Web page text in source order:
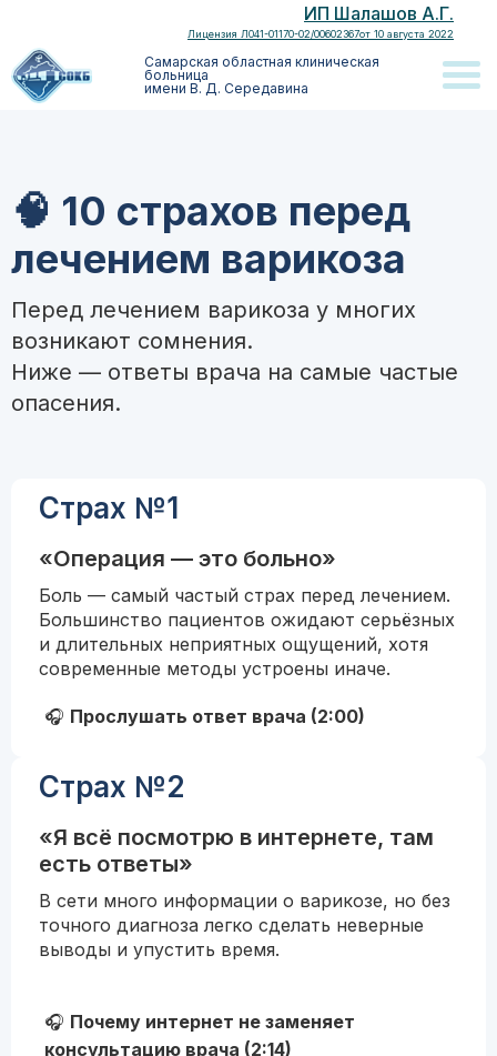
ИП Шалашов А.Г.
Лицензия Л041-01170-02/00602367от 10 августа 2022
Самарская областная клиническая
больница
имени В. Д. Середавина
🧠 10 страхов перед
лечением варикоза
Перед лечением варикоза у многих
возникают сомнения.
Ниже — ответы врача на самые частые
опасения.
Страх №1
«Операция — это больно»
Боль — самый частый страх перед лечением.
Большинство пациентов ожидают серьёзных
и длительных неприятных ощущений, хотя
современные методы устроены иначе.
🎧 Прослушать ответ врача (2:00)
Страх №2
«Я всё посмотрю в интернете, там
есть ответы»
В сети много информации о варикозе, но без
точного диагноза легко сделать неверные
выводы и упустить время.
🎧 Почему интернет не заменяет
консультацию врача (2:14)